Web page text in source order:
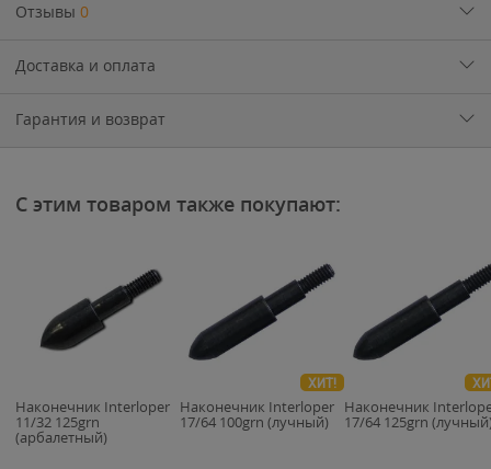
Отзывы 0
Доставка и оплата
Гарантия и возврат
С этим товаром также покупают:
Наконечник Interloper
11/32 125grn
(арбалетный)
ХИТ!
Наконечник Interloper
17/64 100grn (лучный)
Наконечник
17/64 125grn